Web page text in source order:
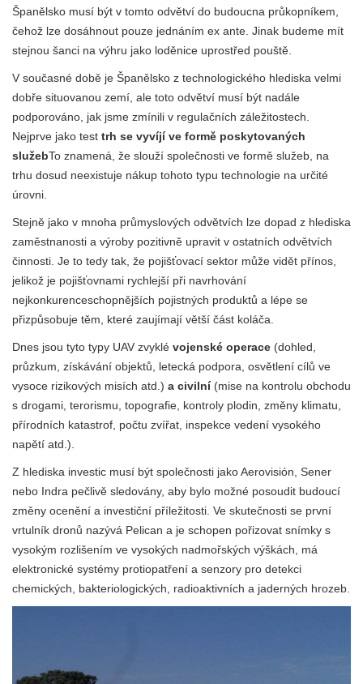
Španělsko musí být v tomto odvětví do budoucna průkopníkem,
čehož lze dosáhnout pouze jednáním ex ante. Jinak budeme mít
stejnou šanci na výhru jako loděnice uprostřed pouště.
V současné době je Španělsko z technologického hlediska velmi
dobře situovanou zemí, ale toto odvětví musí být nadále
podporováno, jak jsme zmínili v regulačních záležitostech.
Nejprve jako test trh se vyvíjí ve formě poskytovaných
služebTo znamená, že slouží společnosti ve formě služeb, na
trhu dosud neexistuje nákup tohoto typu technologie na určité
úrovni.
Stejně jako v mnoha průmyslových odvětvích lze dopad z hlediska
zaměstnanosti a výroby pozitivně upravit v ostatních odvětvích
činnosti. Je to tedy tak, že pojišťovací sektor může vidět přínos,
jelikož je pojišťovnami rychlejší při navrhování
nejkonkurenceschopnějších pojistných produktů a lépe se
přizpůsobuje těm, které zaujímají větší část koláča.
Dnes jsou tyto typy UAV zvyklé vojenské operace (dohled,
průzkum, získávání objektů, letecká podpora, osvětlení cílů ve
vysoce rizikových misích atd.) a civilní(mise na kontrolu obchodu
s drogami, terorismu, topografie, kontroly plodin, změny klimatu,
přírodních katastrof, počtu zvířat, inspekce vedení vysokého
napětí atd.).
Z hlediska investic musí být společnosti jako Aerovisión, Sener
nebo Indra pečlivě sledovány, aby bylo možné posoudit budoucí
změny ocenění a investiční příležitosti. Ve skutečnosti se první
vrtulník dronů nazývá Pelican a je schopen pořizovat snímky s
vysokým rozlišením ve vysokých nadmořských výškách, má
elektronické systémy protiopatření a senzory pro detekci
chemických, bakteriologických, radioaktivních a jaderných hrozeb.